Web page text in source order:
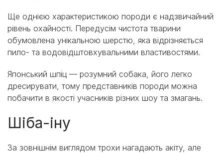
Ще однією характеристикою породи є надзвичайний
рівень охайності. Передусім чистота тварини
обумовлена унікальною шерстю, яка відрізняється
пило- та водовідштовхувальними властивостями.
Японський шпіц — розумний собака, його легко
дресирувати, тому представників породи можна
побачити в якості учасників різних шоу та змагань.
Шіба-іну
За зовнішнім виглядом трохи нагадають акіту, але